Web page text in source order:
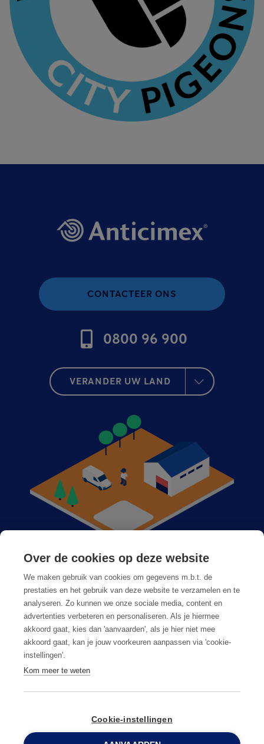
CONTACTEER ONS
0800 96 900
VERANDER UW LAND
Anticimex bij u in de buurt
Vacatures
Veelgestelde vragen
Algemene voorwaarden Privacy & cookies
Over de cookies op deze website
We maken gebruik van cookies om gegevens m.b.t. de
prestaties en het gebruik van deze website te verzamelen en te
analyseren. Zo kunnen we onze sociale media, content en
advertenties verbeteren en personaliseren. Als je hiermee
akkoord gaat, kies dan 'aanvaarden', als je hier niet mee
akkoord gaat, kan je jouw voorkeuren aanpassen via 'cookie-
instellingen'.
Kom meer te weten
Cookie-instellingen